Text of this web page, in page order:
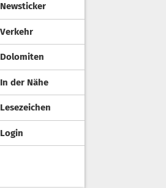
Newsticker
Verkehr
Dolomiten
In der Nähe
Lesezeichen
Login